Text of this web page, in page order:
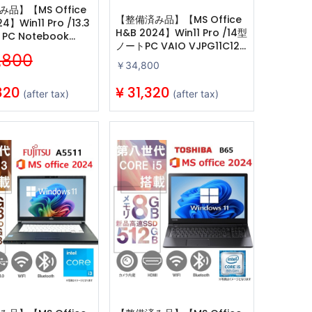
品】【MS Office
】Win11 Pro /13.3
PC Notebook
ラ/wajunの
(after tax)
【整備済み品】【MS Office
H&B 2024】Win11 Pro /14型
ノートPC VAIO VJPG11C12N
/ Core i5-8250U /Webカメ
ラ/wajunの
wifi/Bluetooth/8GB
/128GB SSD
￥34,800
¥ 31,320 (after tax)